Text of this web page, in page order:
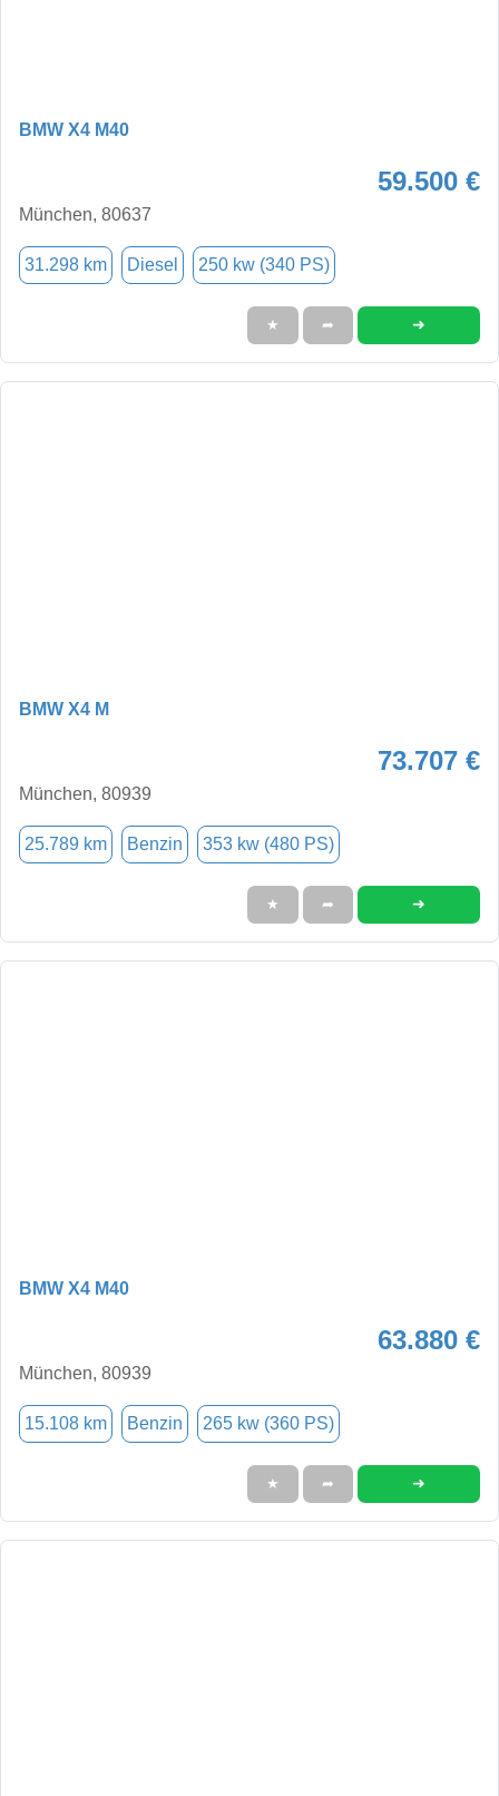
BMW X4 M40
59.500 €
München, 80637
31.298 km Diesel 250 kw (340 PS)
★ ➦ ➜
BMW X4 M
73.707 €
München, 80939
25.789 km Benzin 353 kw (480 PS)
★ ➦ ➜
BMW X4 M40
63.880 €
München, 80939
15.108 km Benzin 265 kw (360 PS)
★ ➦ ➜